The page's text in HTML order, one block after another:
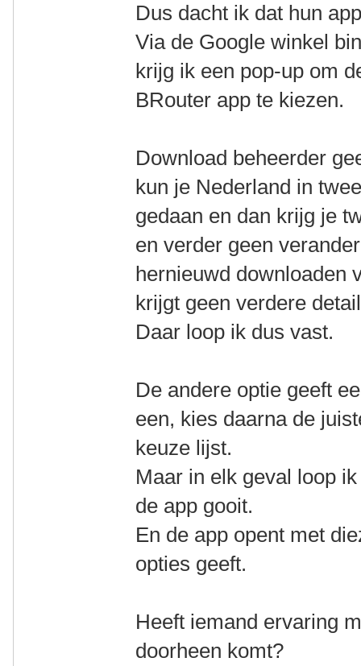
Dus dacht ik dat hun
Via de Google winkel
krijg ik een pop-up om
BRouter app te kiezen.
Download beheerder
kun je Nederland in
gedaan en dan krijg je
en verder geen
hernieuwd downloaden
krijgt geen verdere
Daar loop ik dus vast.
De andere optie geeft
een, kies daarna de
keuze lijst.
Maar in elk geval loop
de app gooit.
En de app opent met
opties geeft.
Heeft iemand ervaring
doorheen komt?